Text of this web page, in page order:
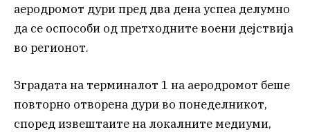
аеродромот дури пред два дена успеа делумно
да се оспособи од претходните воени дејствија
во регионот.
Зградата на терминалот 1 на аеродромот беше
повторно отворена дури во понеделникот,
според извештаите на локалните медиуми,